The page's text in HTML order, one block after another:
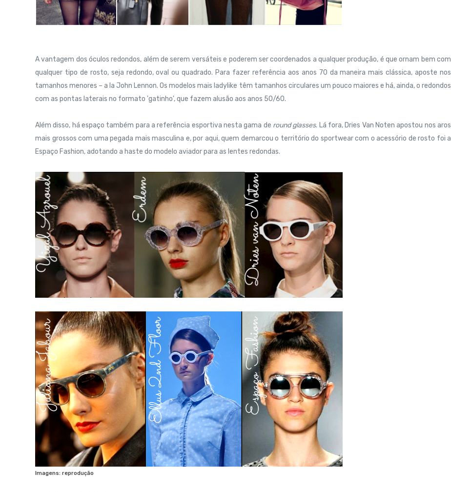
A vantagem dos óculos redondos, além de serem versáteis e poderem ser coordenados a qualquer produção, é que ornam bem com
qualquer tipo de rosto, seja redondo, oval ou quadrado. Para fazer referência aos anos 70 da maneira mais clássica, aposte nos
tamanhos menores – a la John Lennon. Os modelos mais ladylike têm tamanhos circulares um pouco maiores e há, ainda, o redondos
com as pontas laterais no formato 'gatinho', que fazem alusão aos anos 50/60.
Além disso, há espaço também para a referência esportiva nesta gama de round glasses. Lá fora, Dries Van Noten apostou nos aros
mais grossos com uma pegada mais masculina e, por aqui, quem demarcou o território do sportwear com o acessório de rosto foi a
Espaço Fashion, adotando a haste do modelo aviador para as lentes redondas.
Imagens: reprodução